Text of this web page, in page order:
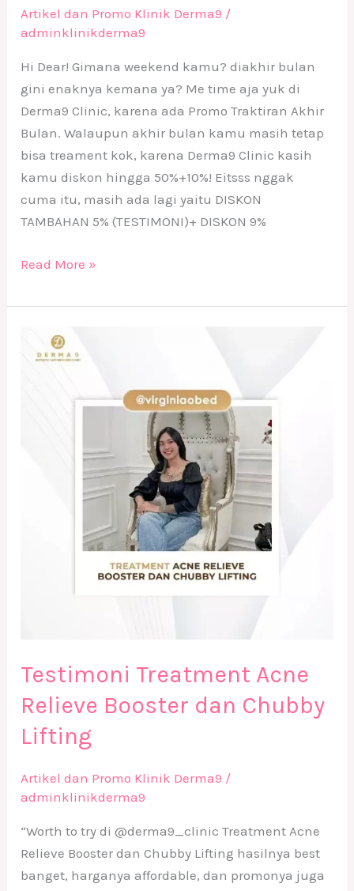
Artikel dan Promo Klinik Derma9 /
adminklinikderma9
Hi Dear! Gimana weekend kamu? diakhir bulan
gini enaknya kemana ya? Me time aja yuk di
Derma9 Clinic, karena ada Promo Traktiran Akhir
Bulan. Walaupun akhir bulan kamu masih tetap
bisa treament kok, karena Derma9 Clinic kasih
kamu diskon hingga 50%+10%! Eitsss nggak
cuma itu, masih ada lagi yaitu DISKON
TAMBAHAN 5% (TESTIMONI)+ DISKON 9%
Read More »
Testimoni Treatment Acne
Relieve Booster dan Chubby
Lifting
Artikel dan Promo Klinik Derma9 /
adminklinikderma9
“Worth to try di @derma9_clinic Treatment Acne
Relieve Booster dan Chubby Lifting hasilnya best
banget, harganya affordable, dan promonya juga
Testimoni
Treatment